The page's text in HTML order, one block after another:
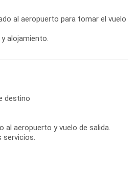
al aeropuerto para tomar el vuelo
alojamiento.
destino
al aeropuerto y vuelo de salida.
servicios.